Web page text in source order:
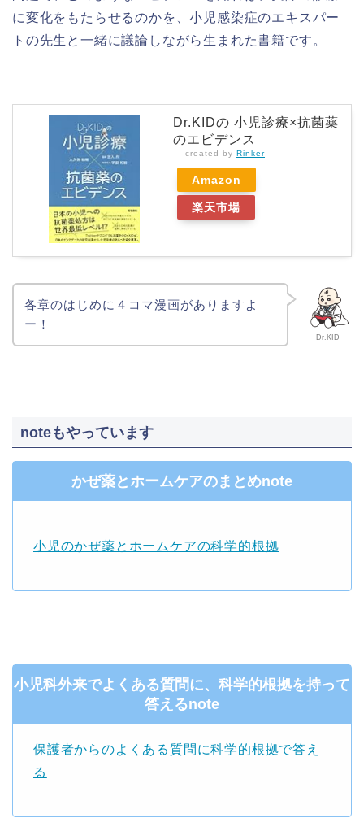
に変化をもたらせるのかを、小児感染症のエキスパー
トの先生と一緒に議論しながら生まれた書籍です。
Dr.KIDの 小児診療×抗菌薬
のエビデンス
created by Rinker
Amazon
楽天市場
Dr.KID
各章のはじめに４コマ漫画がありますよ
ー！
noteもやっています
かぜ薬とホームケアのまとめnote
小児のかぜ薬とホームケアの科学的根拠
小児科外来でよくある質問に、科学的根拠を持って
答えるnote
保護者からのよくある質問に科学的根拠で答え
る